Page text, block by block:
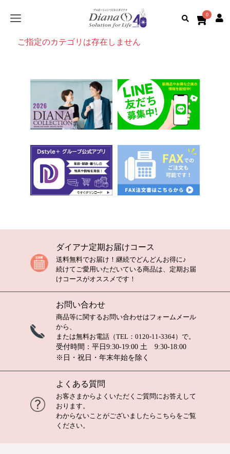
0
ご指定のカテゴリは存在しません
ダイアナ定期お届けコース
送料無料でお届け！継続でどんどんお得に♪
続けてご愛用いただいている商品は、定期お届
けコースがオススメです！
お問い合わせ
商品等に関するお問い合わせはフォームメール
から、
または無料お電話（TEL： 0120-11-3364）で。
受付時間：平日9:30-19:00 土 9:30-18:00
※日・祝日・年末年始を除く
よくある質問
お客さまからよくいただくご質問にお答えして
おります。
わからないことがございましたら こちら をご覧
ください。